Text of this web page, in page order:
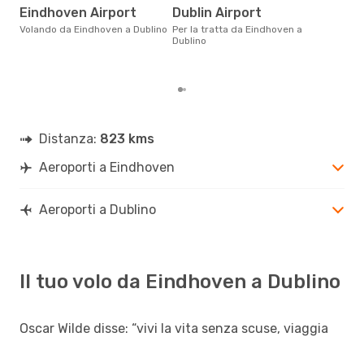
Eindhoven Airport
Volando da Eindhoven a Dublino
Dublin Airport
Per la tratta da Eindhoven a
Dublino
Distanza: 823 kms
Aeroporti a Eindhoven
Aeroporti a Dublino
Il tuo volo da Eindhoven a Dublino
Oscar Wilde disse: “vivi la vita senza scuse, viaggia